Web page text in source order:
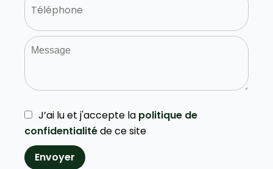
J’ai lu et j'accepte la politique de
confidentialitéde ce site
Envoyer